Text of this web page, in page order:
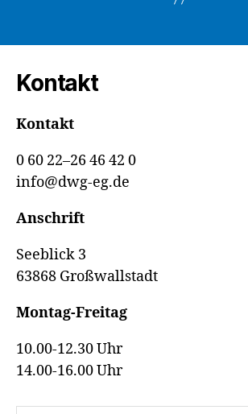
Kontakt
Kontakt
0 60 22–26 46 42 0
info@dwg-eg.de
Anschrift
Seeblick 3
63868 Großwallstadt
Montag-Freitag
10.00-12.30 Uhr
14.00-16.00 Uhr